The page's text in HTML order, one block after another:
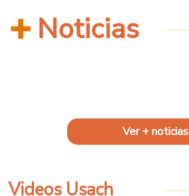
Noticias
Ver + noticias
Videos Usach